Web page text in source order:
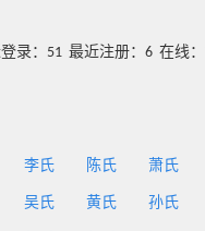
录：51 最近注册：6 在线
李氏 陈氏 萧氏
吴氏 黄氏 孙氏